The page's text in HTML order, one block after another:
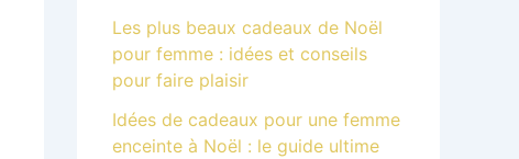
Les plus beaux cadeaux de Noël
pour femme : idées et conseils
pour faire plaisir
Idées de cadeaux pour une femme
enceinte à Noël : le guide ultime